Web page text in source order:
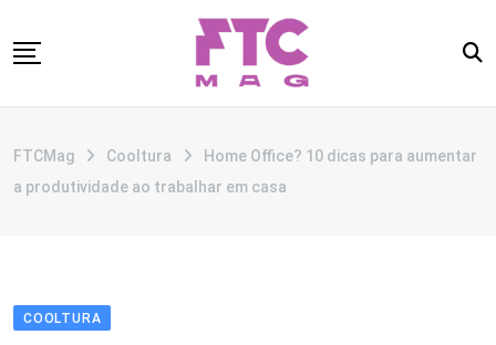
to
CATEGORIAS
FTCMag Cooltura
Home Office? 10 dicas para aumentar
a produtividade ao trabalhar em casa
COOLTURA